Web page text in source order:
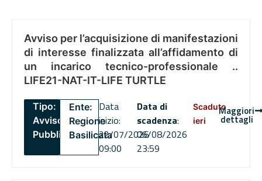
Avviso per l’acquisizione di manifestazioni
di interesse finalizzata all’affidamento di
un incarico tecnico-professionale ..
LIFE21-NAT-IT-LIFE TURTLE
Tipo:
Avviso
Pubblico
Ente:
Regione
Basilicata
Data
inizio:
22/07/2026
09:00
Data di
scadenza:
06/08/2026
23:59
Scaduto
ieri
Maggiori
dettagli